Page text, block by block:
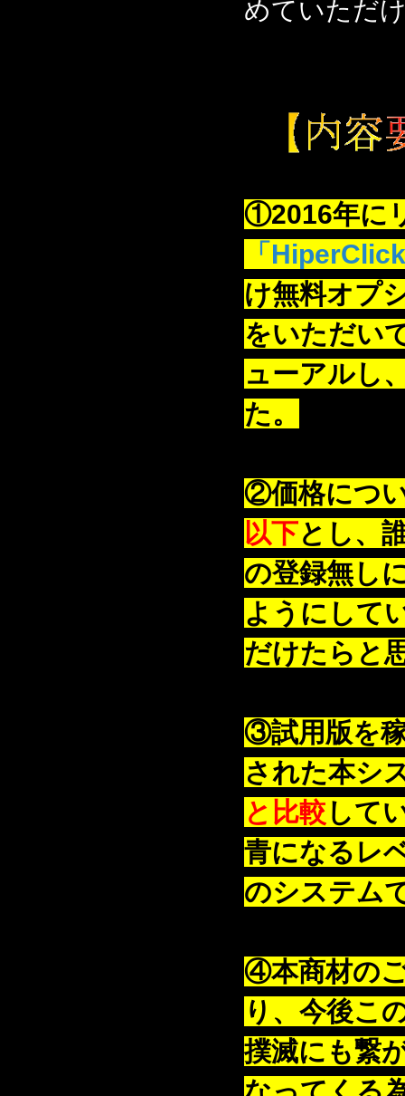
めていただ
①2016年に
「
け無料オプ
をいただい
ューアルし
た。
②価格につ
以下とし、
の登録無し
ようにして
だけたらと
③試用版を
された本シ
と比較 して
青になるレ
のシステム
④本商材の
り、今後こ
撲滅にも繋